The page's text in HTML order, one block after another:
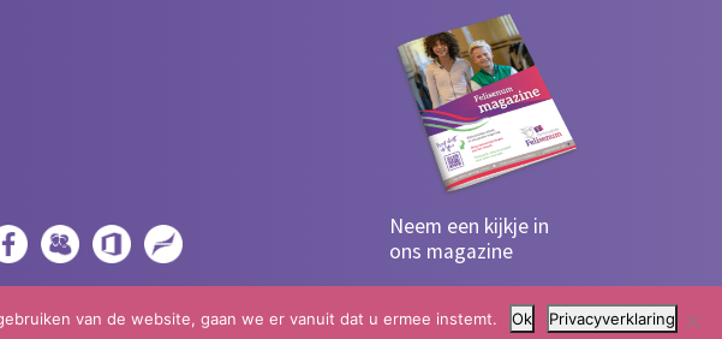
Neem een kijkje in
ons magazine
van de website, gaan we er vanuit dat u ermee instemt. Ok Privacyverklaring